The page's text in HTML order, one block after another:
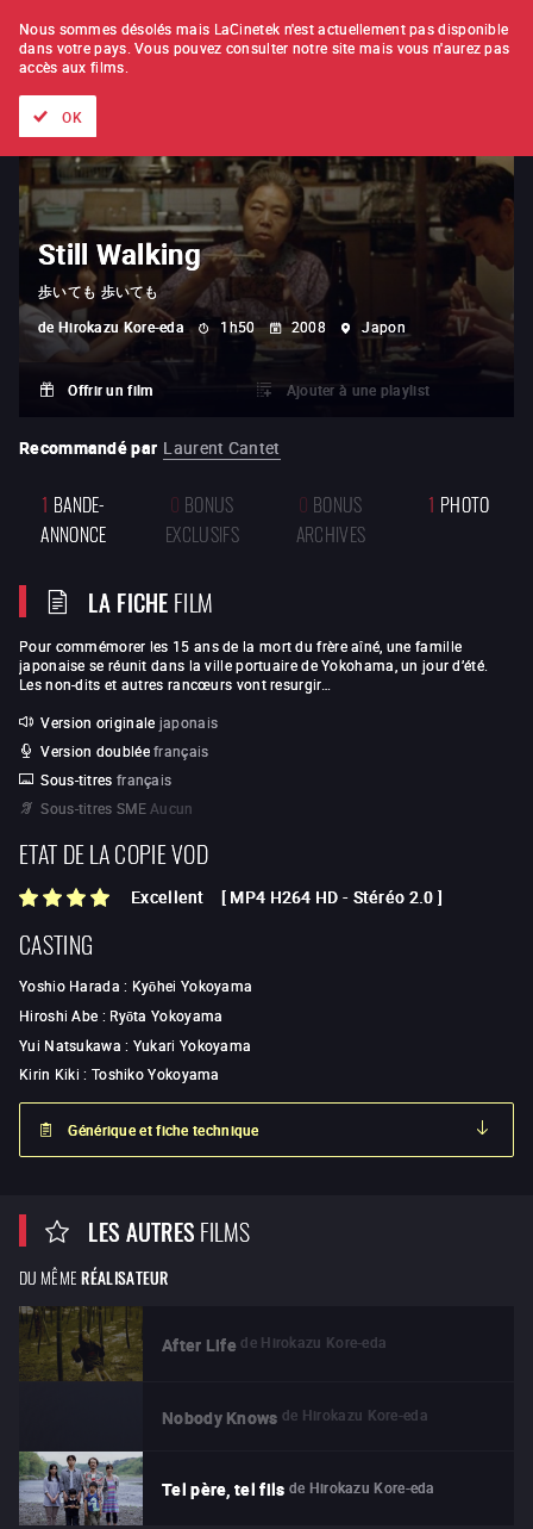
À L'UNITÉ ABONNEMENT
Still Walking
歩いても 歩いても
de Hirokazu Kore-eda 1h50 2008 Japon
Offrir un film Ajouter à une playlist
Recommandé par Laurent Cantet
1 BANDE-
ANNONCE
0 BONUS
EXCLUSIFS
0 BONUS
ARCHIVES
1 PHOTO
LA FICHEFILM
Pour commémorer les 15 ans de la mort du frère aîné, une famille
japonaise se réunit dans la ville portuaire de Yokohama, un jour d’été.
Les non-dits et autres rancœurs vont resurgir…
Version originale japonais
Version doublée français
Sous-titres français
Sous-titres SME Aucun
ETAT DE LA COPIE VOD
Excellent [ MP4 H264 HD - Stéréo 2.0 ]
CASTING
Yoshio Harada : Kyōhei Yokoyama
Hiroshi Abe : Ryōta Yokoyama
Yui Natsukawa : Yukari Yokoyama
Kirin Kiki : Toshiko Yokoyama
Générique et fiche technique
LES AUTRESFILMS
DU MÊME RÉALISATEUR
After Life de Hirokazu Kore-eda
Nobody Knows de Hirokazu Kore-eda
Tel père, tel fils de Hirokazu Kore-eda
Nous sommes désolés mais LaCinetek n'est actuellement pas disponible
dans votre pays. Vous pouvez consulter notre site mais vous n'aurez pas
accès aux films.
OK